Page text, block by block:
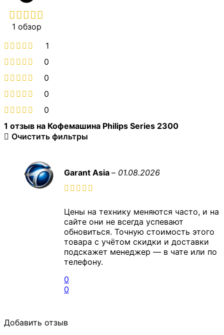
1 обзор
1
0
0
0
0
1 отзыв на Кофемашина Philips Series 2300
Очистить фильтры
Garant Asia – 01.08.2026
Цены на технику меняются часто, и на
сайте они не всегда успевают
обновиться. Точную стоимость этого
товара с учётом скидки и доставки
подскажет менеджер — в чате или по
телефону.
0
0
Добавить отзыв